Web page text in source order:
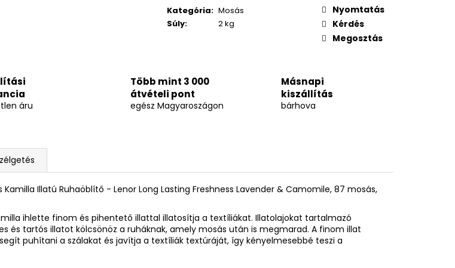
Kategória: Mosás
Súly: 2 kg
Nyomtatás
Kérdés
Megosztás
áru
Több mint 3 000
átvételi pont
egész Magyaroszágon
Másnapi
kiszállítás
bárhova
Kamilla Illatú Ruhaöblítő - Lenor Long Lasting Freshness Lavender & Camomile, 87 mosás,
ihlette finom és pihentető illattal illatosítja a textíliákat. Illatolajokat tartalmazó
és tartós illatot kölcsönöz a ruháknak, amely mosás után is megmarad. A finom illat
puhítani a szálakat és javítja a textíliák textúráját, így kényelmesebbé teszi a